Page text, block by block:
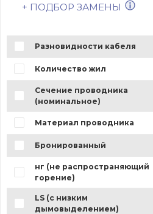
+ ПОДБОР ЗАМЕНЫ
Разновидности кабеля
Количество жил
Сечение проводника
(номинальное)
Материал проводника
Бронированный
нг (не распространяющий
горение)
LS (с низким
дымовыделением)